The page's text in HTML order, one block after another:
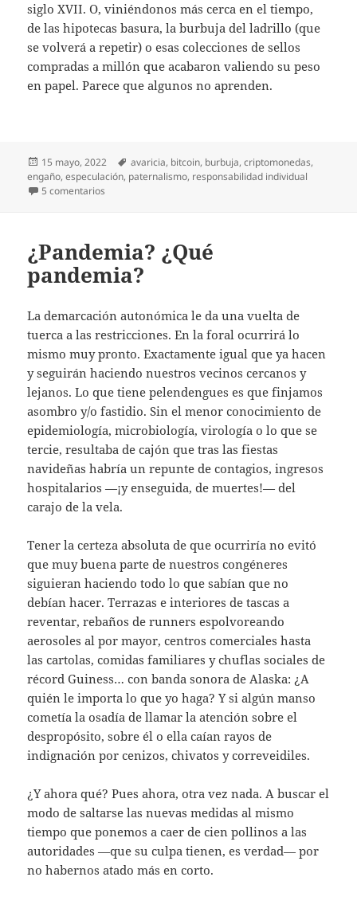
siglo XVII. O, viniéndonos más cerca en el tiempo,
de las hipotecas basura, la burbuja del ladrillo (que
se volverá a repetir) o esas colecciones de sellos
compradas a millón que acabaron valiendo su peso
en papel. Parece que algunos no aprenden.
Publicado
el
15 mayo, 2022 Etiquetas
avaricia, bitcoin, burbuja,criptomonedas,
engaño,especulación, paternalismo, responsabilidad individual
5 comentarios
¿Pandemia? ¿Qué
pandemia?
La demarcación autonómica le da una vuelta de
tuerca a las restricciones. En la foral ocurrirá lo
mismo muy pronto. Exactamente igual que ya hacen
y seguirán haciendo nuestros vecinos cercanos y
lejanos. Lo que tiene pelendengues es que finjamos
asombro y/o fastidio. Sin el menor conocimiento de
epidemiología, microbiología, virología o lo que se
tercie, resultaba de cajón que tras las fiestas
navideñas habría un repunte de contagios, ingresos
hospitalarios —¡y enseguida, de muertes!— del
carajo de la vela.
Tener la certeza absoluta de que ocurriría no evitó
que muy buena parte de nuestros congéneres
siguieran haciendo todo lo que sabían que no
debían hacer. Terrazas e interiores de tascas a
reventar, rebaños de runners espolvoreando
aerosoles al por mayor, centros comerciales hasta
las cartolas, comidas familiares y chuflas sociales de
récord Guiness… con banda sonora de Alaska: ¿A
quién le importa lo que yo haga? Y si algún manso
cometía la osadía de llamar la atención sobre el
despropósito, sobre él o ella caían rayos de
indignación por cenizos, chivatos y correveidiles.
¿Y ahora qué? Pues ahora, otra vez nada. A buscar el
modo de saltarse las nuevas medidas al mismo
tiempo que ponemos a caer de cien pollinos a las
autoridades —que su culpa tienen, es verdad— por
no habernos atado más en corto.